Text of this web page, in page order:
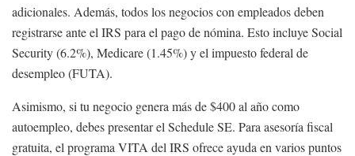
adicionales. Además, todos los negocios con empleados deben
registrarse ante el IRS para el pago de nómina. Esto incluye Social
Security (6.2%), Medicare (1.45%) y el impuesto federal de
desempleo (FUTA).
Asimismo, si tu negocio genera más de $400 al año como
autoempleo, debes presentar el Schedule SE. Para asesoría fiscal
gratuita, el programa VITA del IRS ofrece ayuda en varios puntos